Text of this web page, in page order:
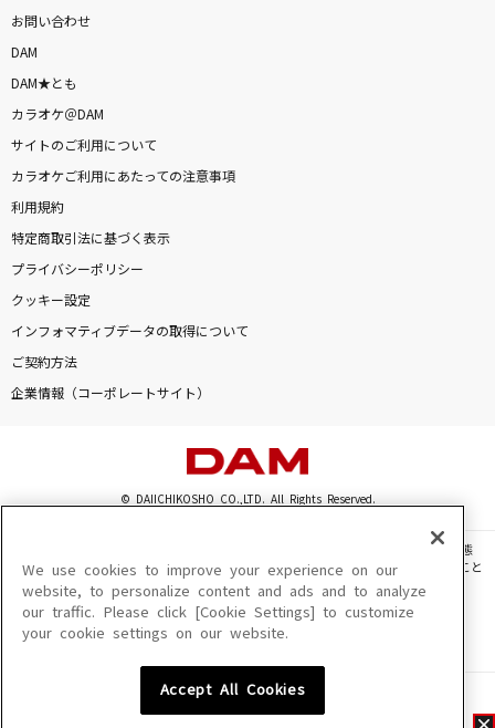
お問い合わせ
DAM
DAM★とも
カラオケ＠DAM
サイトのご利用について
カラオケご利用にあたっての注意事項
利用規約
特定商取引法に基づく表示
プライバシーポリシー
クッキー設定
インフォマティブデータの取得について
ご契約方法
企業情報（コーポレートサイト）
© DAIICHIKOSHO CO.,LTD. All Rights Reserved.
このサイトに掲載されている一切の文章・画像・写真・動画・音声等を、手段や形態
を問わず、著作権法の定める範囲を超えて無断で複製、転載、ファイル化などすること
を禁じます。
楽曲及びコンテンツは、機種によりご利用いただけない場合があります。
楽曲及びコンテンツの配信日、配信内容が変更になる場合があります。
We use cookies to improve your experience on our
website, to personalize content and ads and to analyze
our traffic. Please click [Cookie Settings] to customize
your cookie settings on our website.
Accept All Cookies